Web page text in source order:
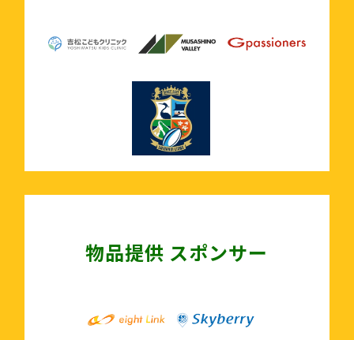
物品提供 スポンサー